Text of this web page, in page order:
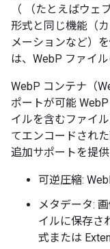
（ （たとえばウェ
形式と同じ機能（
メーションなど）
は、WebP ファイ
WebP コンテナ（
ポートが可能
イルを含むファイ
てエンコードされ
追加サポートを提供
可逆圧縮:
メタデータ:
イルに保存さ
式または